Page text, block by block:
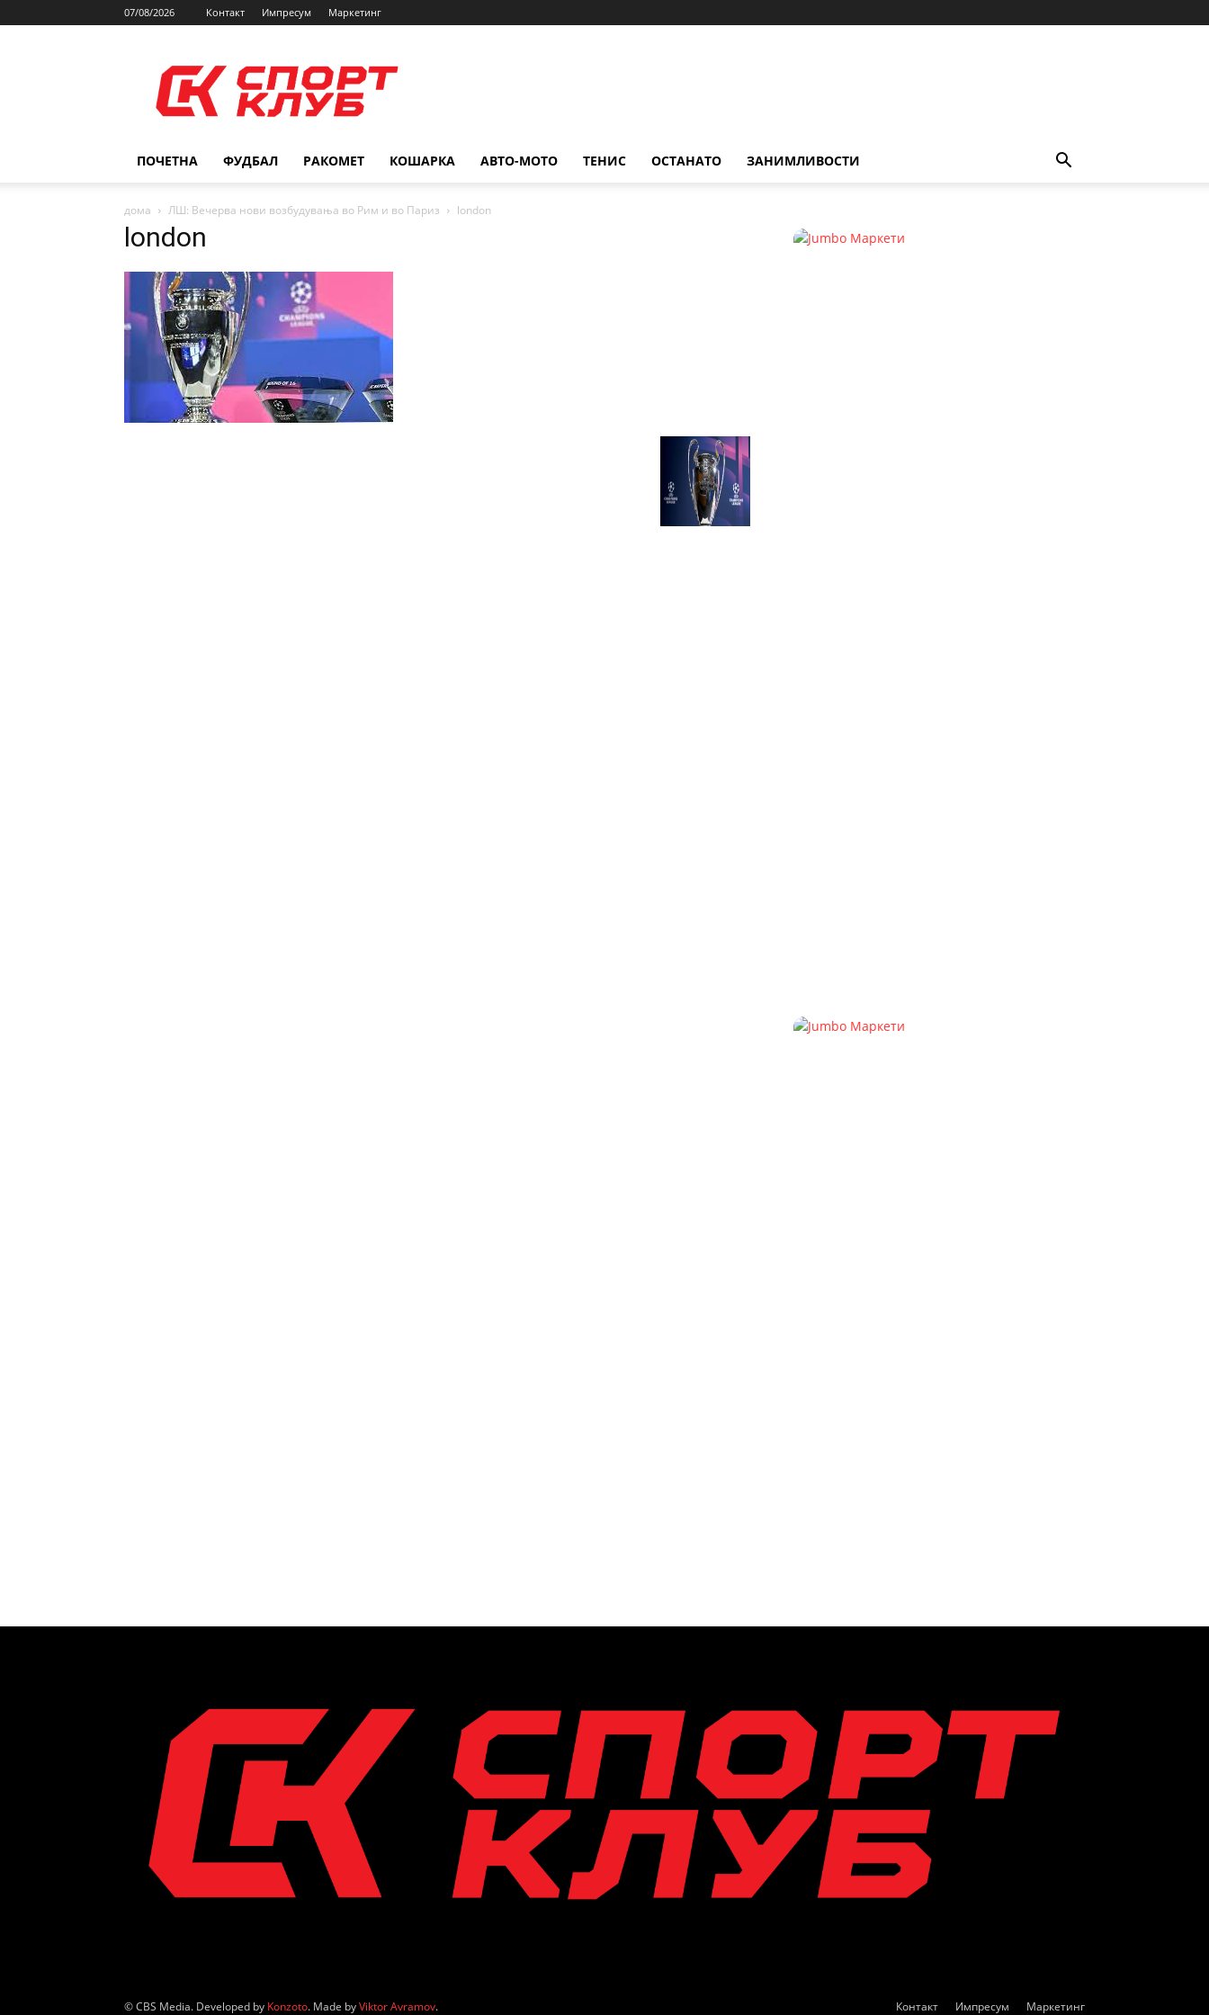
07/08/2026 Контакт Импресум Маркетинг
ПОЧЕТНА ФУДБАЛ РАКОМЕТ КОШАРКА АВТО-МОТО ТЕНИС ОСТАНАТО ЗАНИМЛИВОСТИ
дома ЛШ: Вечерва нови возбудувања во Рим и во Париз london
london
Контакт Импресум Маркетинг
© CBS Media. Developed by Konzoto. Made byViktor Avramov.